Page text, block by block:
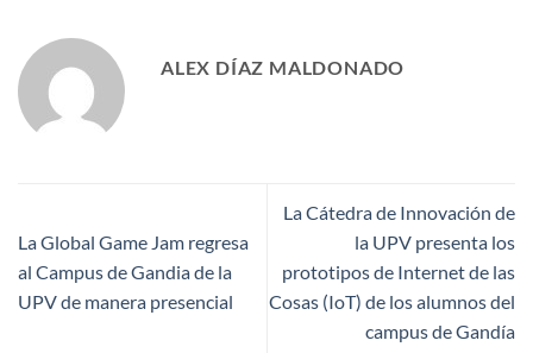
ALEX DÍAZ MALDONADO
La Global Game Jam regresa
al Campus de Gandia de la
UPV de manera presencial
La Cátedra de Innovación de
la UPV presenta los
prototipos de Internet de las
Cosas (IoT) de los alumnos del
campus de Gandía